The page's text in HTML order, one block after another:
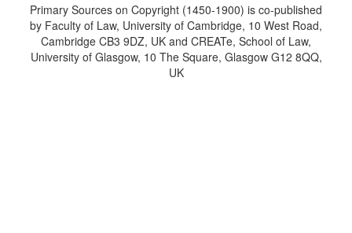
Primary Sources on Copyright (1450-1900) is co-published
by Faculty of Law, University of Cambridge, 10 West Road,
Cambridge CB3 9DZ, UK and CREATe, School of Law,
University of Glasgow, 10 The Square, Glasgow G12 8QQ,
UK